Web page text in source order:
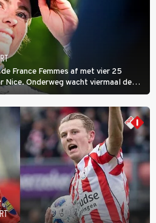
France Femmes af met vier 25
Nice. Onderweg wacht viermaal de
op de Promenade des Anglais krijgt
trui.